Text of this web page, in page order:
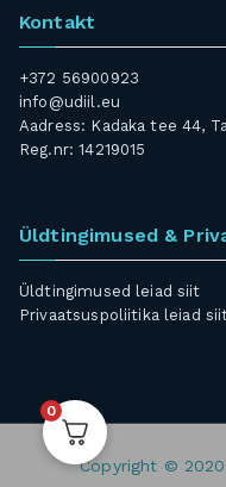
Kontakt
+372 56900923
info@udiil.eu
Aadress: Kadaka tee 44,
Reg.nr: 14219015
Üldtingimused &
Üldtingimused leiad siit
Privaatsuspoliitika leiad
Copyright © 2020
0